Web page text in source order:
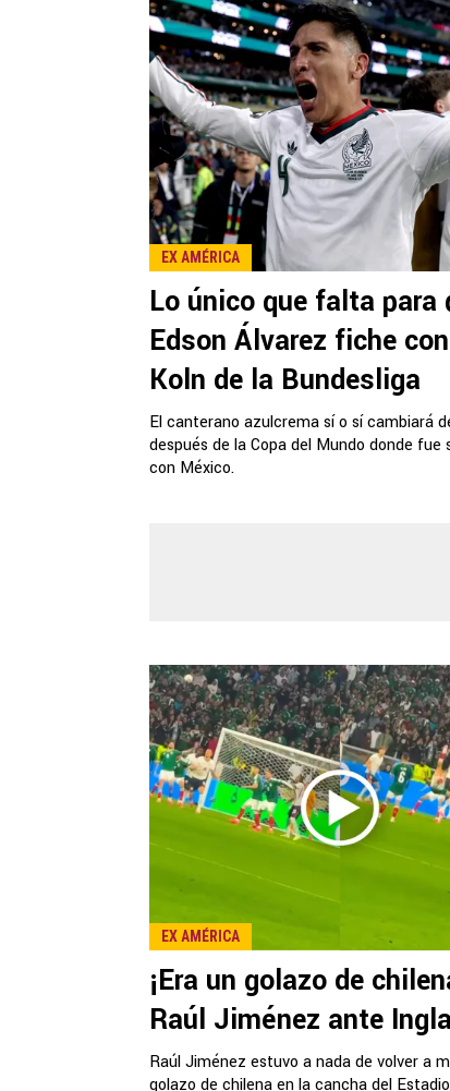
EX AMÉRICA
Lo único que falta para
Edson Álvarez fiche
Koln de la Bundesliga
El canterano azulcrema sí o sí cambiará
después de la Copa del Mundo donde fue
con México.
EX AMÉRICA
¡Era un golazo de
Raúl Jiménez ante
Raúl Jiménez estuvo a nada de volver a
golazo de chilena en la cancha del